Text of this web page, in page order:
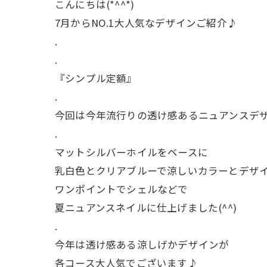
こんにちは(*^^*)
7月からNO.1大人気なデザインご紹介♪
.
.
『シンプル定額』
.
今回は今年流行りの透け感あるニュアンスデ
.
マットシルバーホイルをベースに
乳白色とクリアブルーで涼しいカラーとデザ
ワンポイントでシェルなどで
夏ニュアンスネイルに仕上げました(^^)
.
今年は透け感ある涼しげかデザインが
各コース大人気でございます♪